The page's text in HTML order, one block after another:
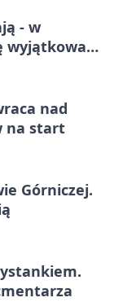
- w
wyjątkowa
nad
na start
Górniczej.